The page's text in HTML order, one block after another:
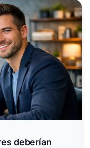
usar las redes
deberían